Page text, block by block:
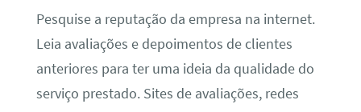
Pesquise a reputação da empresa na internet.
Leia avaliações e depoimentos de clientes
anteriores para ter uma ideia da qualidade do
serviço prestado. Sites de avaliações, redes